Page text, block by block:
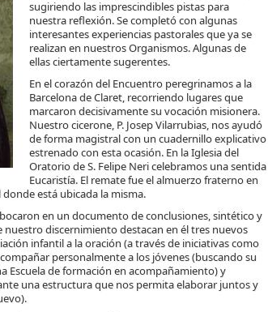
sugiriendo las imprescindibles pistas para
nuestra reflexión. Se completó con algunas
interesantes experiencias pastorales que ya se
realizan en nuestros Organismos. Algunas de
ellas ciertamente sugerentes.
En el corazón del Encuentro peregrinamos a la
Barcelona de Claret, recorriendo lugares que
marcaron decisivamente su vocación misionera.
Nuestro cicerone, P. Josep Vilarrubias, nos ayudó
de forma magistral con un cuadernillo explicativo
estrenado con esta ocasión. En la Iglesia del
Oratorio de S. Felipe Neri celebramos una sentida
Eucaristía. El remate fue el almuerzo fraterno en
está ubicada la misma.
en un documento de conclusiones, sintético y
discernimiento destacan en él tres nuevos
infantil a la oración (a través de iniciativas como
personalmente a los jóvenes (buscando su
Escuela de formación en acompañamiento) y
una estructura que nos permita elaborar juntos y